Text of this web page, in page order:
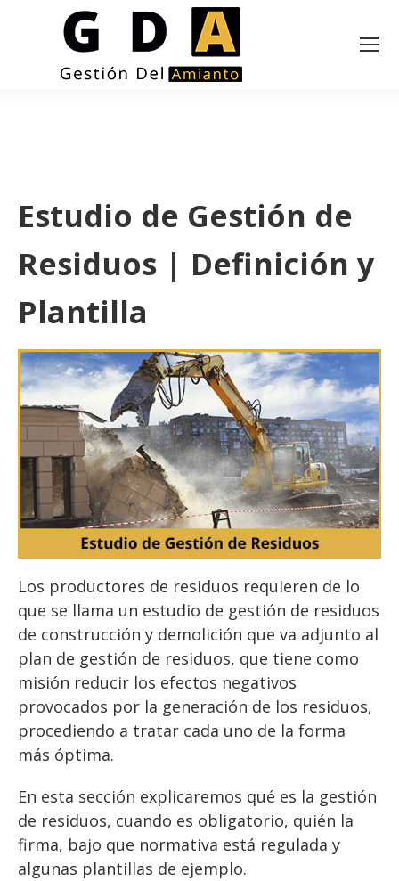
Estudio de Gestión de
Residuos | Definición y
Plantilla
Los productores de residuos requieren de lo
que se llama un estudio de gestión de residuos
de construcción y demolición que va adjunto al
plan de gestión de residuos, que tiene como
misión reducir los efectos negativos
provocados por la generación de los residuos,
procediendo a tratar cada uno de la forma
más óptima.
En esta sección explicaremos qué es la gestión
de residuos, cuando es obligatorio, quién la
firma, bajo que normativa está regulada y
algunas plantillas de ejemplo.